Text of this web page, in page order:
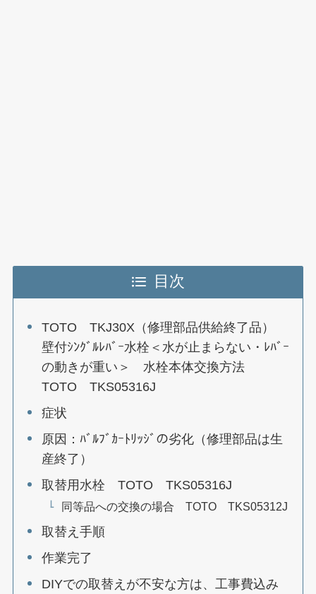
目次
TOTO TKJ30X（修理部品供給終了品）
壁付ｼﾝｸﾞﾙﾚﾊﾞｰ水栓＜水が止まらない・ﾚﾊﾞｰ
の動きが重い＞ 水栓本体交換方法
TOTO TKS05316J
症状
原因：ﾊﾞﾙﾌﾞｶｰﾄﾘｯｼﾞの劣化（修理部品は生
産終了）
取替用水栓 TOTO TKS05316J
同等品への交換の場合 TOTO TKS05312J
取替え手順
作業完了
DIYでの取替えが不安な方は、工事費込み